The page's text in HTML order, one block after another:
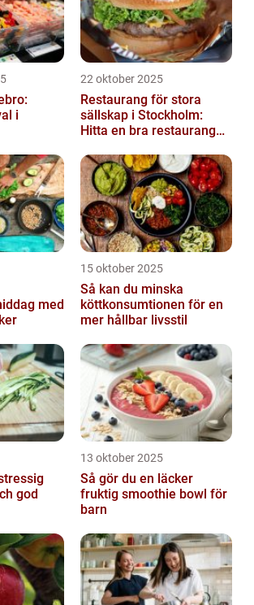
i
22 oktober 2025
Restaurang för stora
sällskap i Stockholm:
Hitta en bra restaurang
med
15 oktober 2025
Så kan du minska
köttkonsumtionen för en
mer hållbar livsstil
god
13 oktober 2025
Så gör du en läcker
fruktig smoothie bowl för
barn